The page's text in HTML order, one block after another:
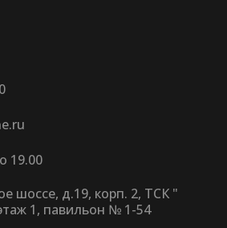
19.00
шоссе, д.19, корп. 2, ТСК "
1, павильон № 1-54